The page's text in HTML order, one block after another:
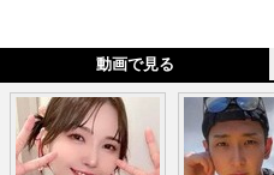
動画で見る